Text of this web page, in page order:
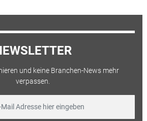
und keine Branchen-News mehr
verpassen.